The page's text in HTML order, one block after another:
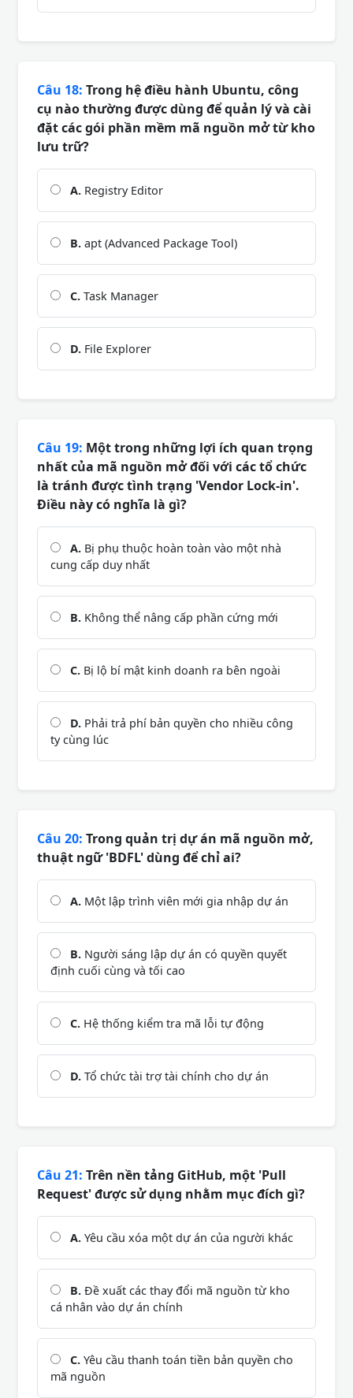
Câu 18: Trong hệ điều hành Ubuntu, công
cụ nào thường được dùng để quản lý và cài
đặt các gói phần mềm mã nguồn mở từ kho
lưu trữ?
A. Registry Editor
B. apt (Advanced Package Tool)
C. Task Manager
D. File Explorer
Câu 19: Một trong những lợi ích quan trọng
nhất của mã nguồn mở đối với các tổ chức
là tránh được tình trạng 'Vendor Lock-in'.
Điều này có nghĩa là gì?
A. Bị phụ thuộc hoàn toàn vào một nhà
cung cấp duy nhất
B. Không thể nâng cấp phần cứng mới
C. Bị lộ bí mật kinh doanh ra bên ngoài
D. Phải trả phí bản quyền cho nhiều công
ty cùng lúc
Câu 20: Trong quản trị dự án mã nguồn mở,
thuật ngữ 'BDFL' dùng để chỉ ai?
A. Một lập trình viên mới gia nhập dự án
B. Người sáng lập dự án có quyền quyết
định cuối cùng và tối cao
C. Hệ thống kiểm tra mã lỗi tự động
D. Tổ chức tài trợ tài chính cho dự án
Câu 21: Trên nền tảng GitHub, một 'Pull
Request' được sử dụng nhằm mục đích gì?
A. Yêu cầu xóa một dự án của người khác
B. Đề xuất các thay đổi mã nguồn từ kho
cá nhân vào dự án chính
C. Yêu cầu thanh toán tiền bản quyền cho
mã nguồn